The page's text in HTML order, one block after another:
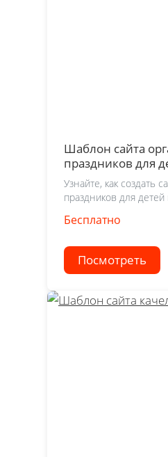
Шаблон сайта
праздников для
Узнайте, как создать
праздников для детей
Бесплатно
Посмотреть